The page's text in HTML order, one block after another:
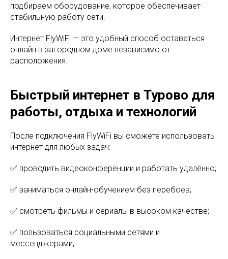
подбираем оборудование, которое обеспечивает
стабильную работу сети.
Интернет FlyWiFi — это удобный способ оставаться
онлайн в загородном доме независимо от
расположения.
Быстрый интернет в Турово для
работы, отдыха и технологий
После подключения FlyWiFi вы сможете использовать
интернет для любых задач:
✅ проводить видеоконференции и работать удалённо;
✅ заниматься онлайн-обучением без перебоев;
✅ смотреть фильмы и сериалы в высоком качестве;
✅ пользоваться социальными сетями и
мессенджерами;